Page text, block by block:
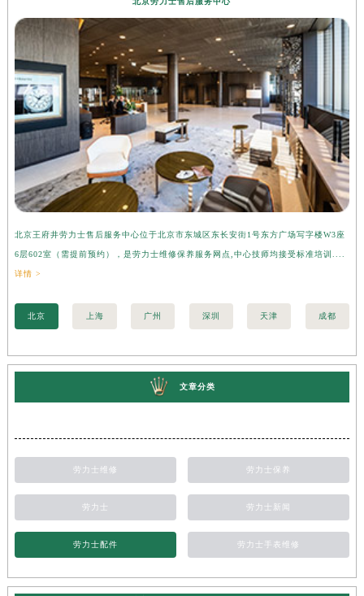
北京王府井劳力士售后服务中心位于北京市东城区东长安街1号东方广场写字楼W3座
6层602室（需提前预约），是劳力士维修保养服务网点,中心技师均接受标准培训....
详情 >
北京 上海 广州 深圳 天津 成都
文章分类
劳力士维修 劳力士保养
劳力士 劳力士新闻
劳力士配件 劳力士手表维修